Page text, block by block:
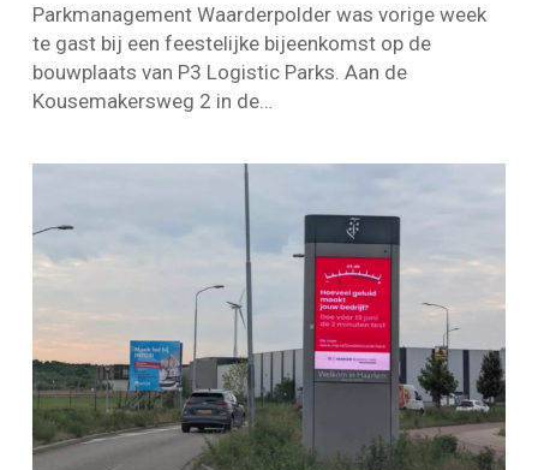
Parkmanagement Waarderpolder was vorige week
te gast bij een feestelijke bijeenkomst op de
bouwplaats van P3 Logistic Parks. Aan de
Kousemakersweg 2 in de…